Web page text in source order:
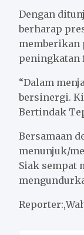
Dengan
berharap
memberikan
peningkatan
“Dalam
bersinergi.
Bertindak
Bersamaan
menunjuk/
Siak sempat